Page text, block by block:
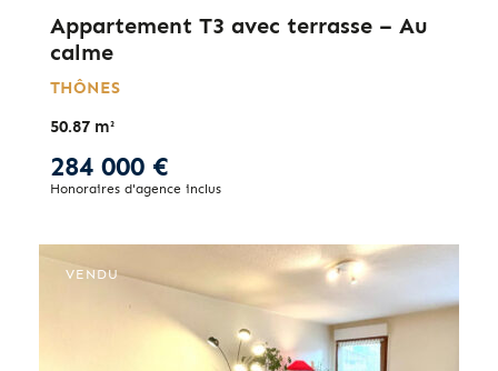
Appartement T3 avec terrasse – Au
calme
THÔNES
50.87 m²
284 000 €
Honoraires d'agence inclus
VENDU